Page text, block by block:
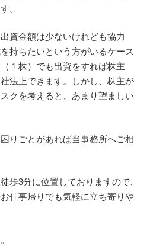
。
資金額は少ないけれども協力
持ちたいという方がいるケース
１株）でも出資をすれば株主
法上できます。しかし、株主が
クを考えると、あまり望ましい
りごとがあれば当事務所へご相
歩3分に位置しておりますので、
仕事帰りでも気軽に立ち寄りや